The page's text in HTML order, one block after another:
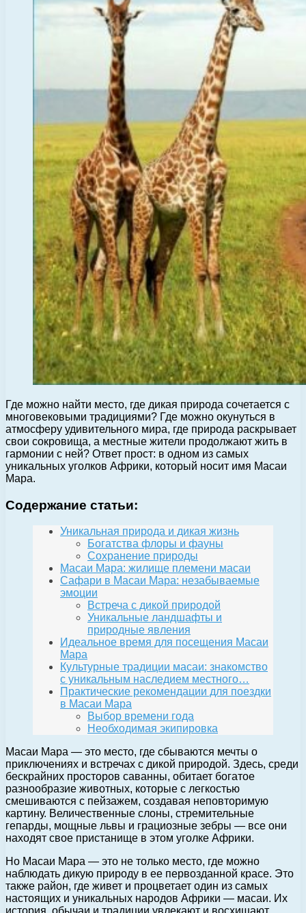
Где можно найти место, где дикая природа сочетается с
многовековыми традициями? Где можно окунуться в
атмосферу удивительного мира, где природа раскрывает
свои сокровища, а местные жители продолжают жить в
гармонии с ней? Ответ прост: в одном из самых
уникальных уголков Африки, который носит имя Масаи
Мара.
Содержание статьи:
Уникальная природа и дикая жизнь
Богатства флоры и фауны
Сохранение природы
Масаи Мара: жилище племени масаи
Сафари в Масаи Мара: незабываемые
эмоции
Встреча с дикой природой
Уникальные ландшафты и
природные явления
Идеальное время для посещения Масаи
Мара
Культурные традиции масаи: знакомство
с уникальным наследием местного…
Практические рекомендации для поездки
в Масаи Мара
Выбор времени года
Необходимая экипировка
Масаи Мара — это место, где сбываются мечты о
приключениях и встречах с дикой природой. Здесь, среди
бескрайних просторов саванны, обитает богатое
разнообразие животных, которые с легкостью
смешиваются с пейзажем, создавая неповторимую
картину. Величественные слоны, стремительные
гепарды, мощные львы и грациозные зебры — все они
находят свое пристанище в этом уголке Африки.
Но Масаи Мара — это не только место, где можно
наблюдать дикую природу в ее первозданной красе. Это
также район, где живет и процветает один из самых
настоящих и уникальных народов Африки — масаи. Их